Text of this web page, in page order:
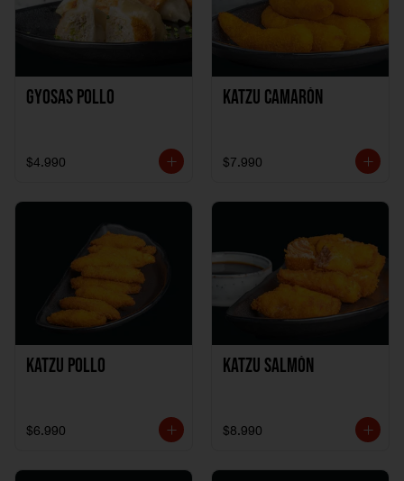
Gyosas Pollo
$4.990
Katzu Camarón
$7.990
Katzu Pollo
$6.990
Katzu Salmón
$8.990